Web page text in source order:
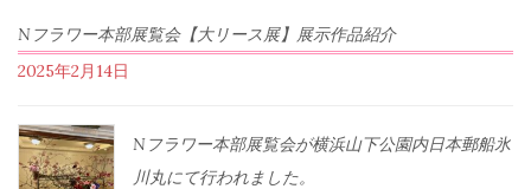
Nフラワー本部展覧会【大リース展】展示作品紹介
2025年2月14日
Nフラワー本部展覧会が横浜山下公園内日本郵船氷
川丸にて行われました。